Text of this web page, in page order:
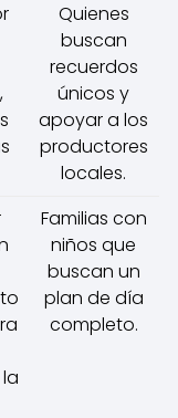
Quienes
buscan
recuerdos
únicos y
apoyar a los
productores
locales.
Familias con
niños que
buscan un
plan de día
completo.